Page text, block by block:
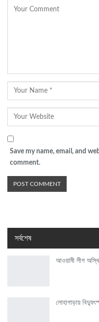
Save my name, email, and
comment.
সর্বশেষ
আওয়ামী লীগ
লোহাগাড়ায়